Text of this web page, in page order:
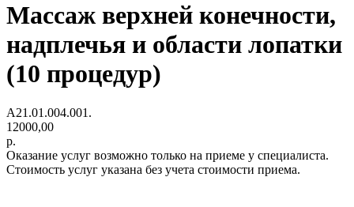
Массаж верхней конечности,
надплечья и области лопатки
(10 процедур)
A21.01.004.001.
12000,00
р.
Оказание услуг возможно только на приеме у специалиста.
Стоимость услуг указана без учета стоимости приема.